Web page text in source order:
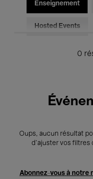
Enseignement
Hosted Events
0
Oups, aucun résultat
d’ajuster vos filtres
Abonnez-vous à notre